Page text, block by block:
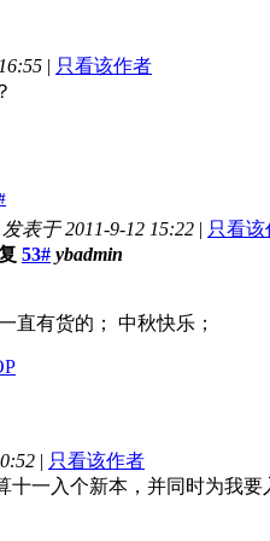
| 只看该作者
发表于 2011-9-12 15:22 | 只看该
53# ybadmin
直有货的； 中秋快乐；
| 只看该作者
十一入个新本，并同时为我要